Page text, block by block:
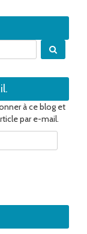
à ce blog et
par e-mail.